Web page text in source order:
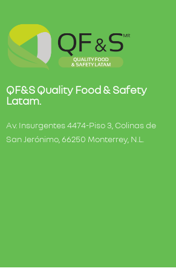
QF&S Quality Food & Safety
Latam.
Av. Insurgentes 4474-Piso 3, Colinas de
San Jerónimo, 66250 Monterrey, N.L.